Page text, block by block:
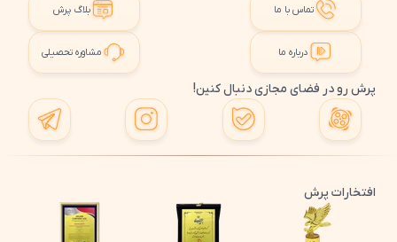
تماس با ما بلاگ پرش
درباره ما مشاوره تحصیلی
پرش رو در فضای مجازی دنبال کنین!
افتخارات پرش